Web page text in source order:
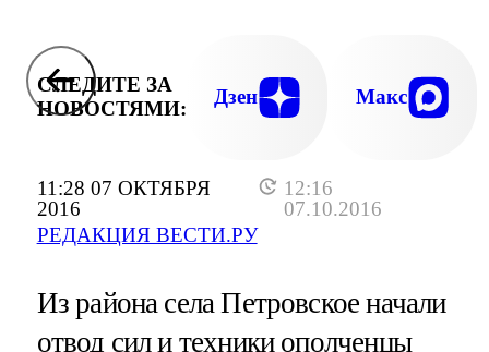
11:28 07 ОКТЯБРЯ
2016
12:16
07.10.2016
РЕДАКЦИЯ ВЕСТИ.РУ
СЛЕДИТЕ ЗА
НОВОСТЯМИ:
Дзен Макс
Из района села Петровское начали
отвод сил и техники ополченцы